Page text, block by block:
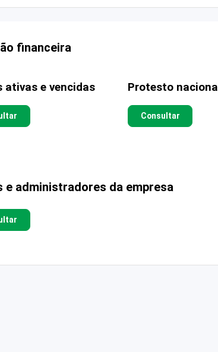
financeira
ativas e vencidas Protesto nacional
Consultar
e administradores da empresa